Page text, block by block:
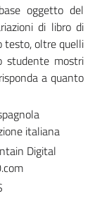
oggetto del
di libro di
testo, oltre quelli
studente mostri
a quanto
italiana
Digital